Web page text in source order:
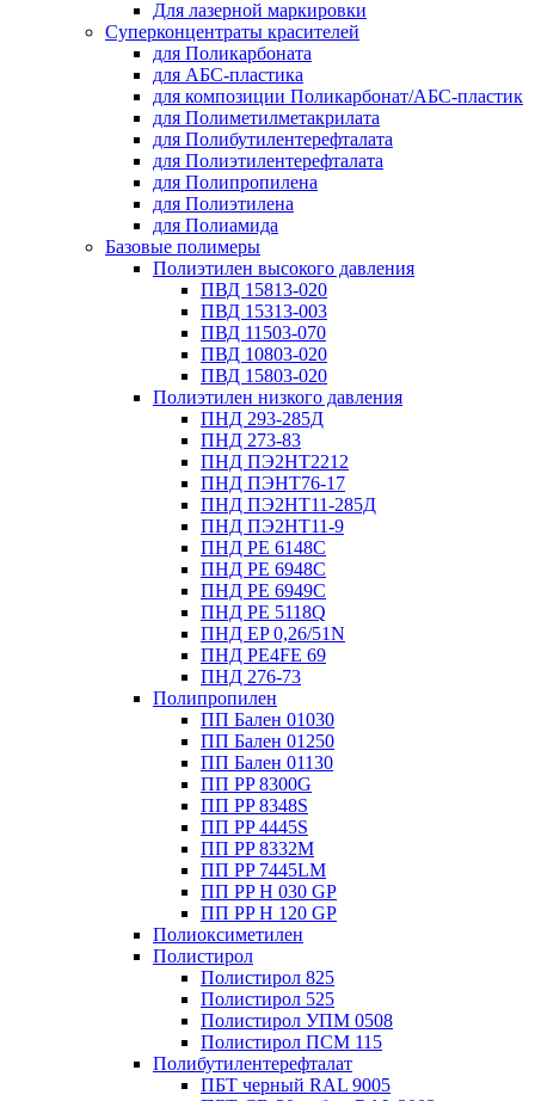
Для лазерной маркировки
Суперконцентраты красителей
для Поликарбоната
для АБС-пластика
для композиции Поликарбонат/АБС-пластик
для Полиметилметакрилата
для Полибутилентерефталата
для Полиэтилентерефталата
для Полипропилена
для Полиэтилена
для Полиамида
Базовые полимеры
Полиэтилен высокого давления
ПВД 15813-020
ПВД 15313-003
ПВД 11503-070
ПВД 10803-020
ПВД 15803-020
Полиэтилен низкого давления
ПНД 293-285Д
ПНД 273-83
ПНД ПЭ2НТ2212
ПНД ПЭНТ76-17
ПНД ПЭ2НТ11-285Д
ПНД ПЭ2НТ11-9
ПНД PE 6148C
ПНД PE 6948C
ПНД PE 6949C
ПНД PE 5118Q
ПНД EP 0,26/51N
ПНД PE4FE 69
ПНД 276-73
Полипропилен
ПП Бален 01030
ПП Бален 01250
ПП Бален 01130
ПП PP 8300G
ПП PP 8348S
ПП PP 4445S
ПП PP 8332M
ПП PP 7445LM
ПП PP H 030 GP
ПП PP H 120 GP
Полиоксиметилен
Полистирол
Полистирол 825
Полистирол 525
Полистирол УПМ 0508
Полистирол ПСМ 115
Полибутилентерефталат
ПБТ черный RAL 9005